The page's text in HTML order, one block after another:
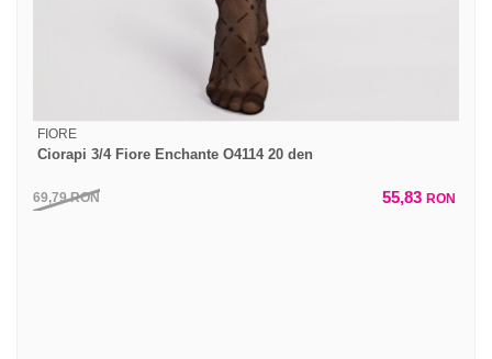
FIORE
Ciorapi 3/4 Fiore Enchante O4114 20 den
69,79RON 55,83 RON